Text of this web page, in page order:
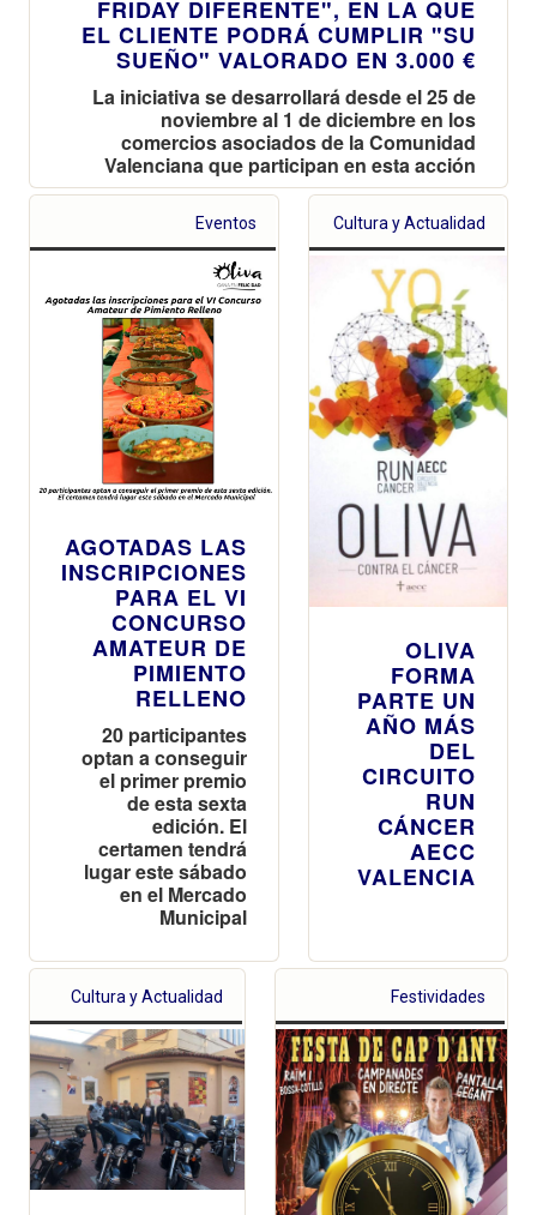
FRIDAY DIFERENTE", EN LA QUE
EL CLIENTE PODRÁ CUMPLIR "SU
SUEÑO" VALORADO EN 3.000 €
La iniciativa se desarrollará desde el 25 de
noviembre al 1 de diciembre en los
comercios asociados de la Comunidad
Valenciana que participan en esta acción
Eventos
AGOTADAS LAS
INSCRIPCIONES
PARA EL VI
CONCURSO
AMATEUR DE
PIMIENTO
RELLENO
20 participantes
optan a conseguir
el primer premio
de esta sexta
edición. El
certamen tendrá
lugar este sábado
en el Mercado
Municipal
Cultura y Actualidad
OLIVA
FORMA
PARTE UN
AÑO MÁS
DEL
CIRCUITO
RUN
CÁNCER
AECC
VALENCIA
Cultura y Actualidad Festividades